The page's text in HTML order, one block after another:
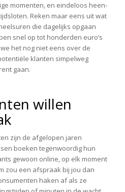
momenten, en eindeloos heen-
Reken maar eens uit wat
die dagelijks opgaan
snel op tot honderden euro’s
het nog niet eens over de
klanten simpelweg
gaan.
willen
zijn de afgelopen jaren
boeken tegenwoordig hun
gewoon online, op elk moment
zou een afspraak bij jou dan
haken af als ze